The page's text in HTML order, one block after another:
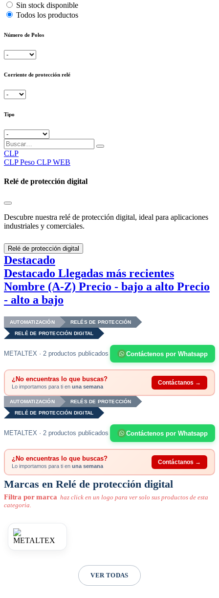
Sin stock disponible
Todos los productos
Número de Polos
Corriente de protección relé
Tipo
CLP
CLP Peso CLP WEB
Relé de protección digital
Descubre nuestra relé de protección digital, ideal para aplicaciones
industriales y comerciales.
Relé de protección digital
Destacado
Destacado Llegadas más recientes
Nombre (A-Z) Precio - bajo a alto Precio
- alto a bajo
AUTOMATIZACIÓN RELÉS DE PROTECCIÓN
RELÉ DE PROTECCIÓN DIGITAL
METALTEX · 2 productos publicados Contáctenos por Whatsapp
¿No encuentras lo que buscas?
Lo importamos para ti en una semana
Contáctanos →
AUTOMATIZACIÓN RELÉS DE PROTECCIÓN
RELÉ DE PROTECCIÓN DIGITAL
METALTEX · 2 productos publicados Contáctenos por Whatsapp
¿No encuentras lo que buscas?
Lo importamos para ti en una semana
Contáctanos →
Marcas en Relé de protección digital
Filtra por marca haz click en un logo para ver solo sus productos de esta
categoria.
VER TODAS